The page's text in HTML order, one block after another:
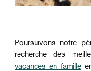
Poursuivons notre
recherche des
vacances en famille